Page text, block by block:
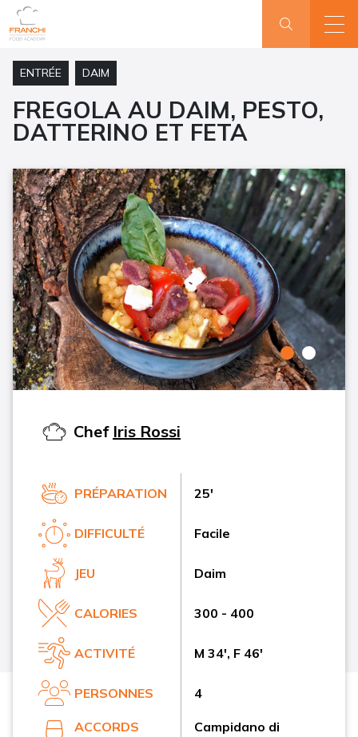
ENTRÉE DAIM
FREGOLA AU DAIM, PESTO,
DATTERINO ET FETA
Chef Iris Rossi
PRÉPARATION 25'
DIFFICULTÉ Facile
JEU Daim
CALORIES 300 - 400
ACTIVITÉ M 34', F 46'
PERSONNES 4
ACCORDS
Campidano di